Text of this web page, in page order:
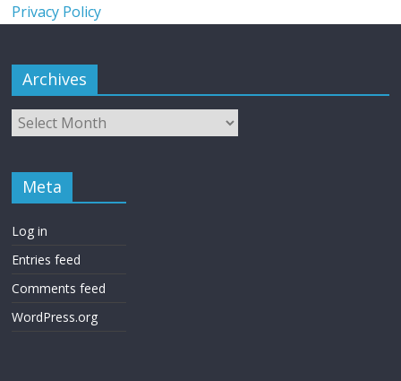
Privacy Policy
Archives
Meta
Log in
Entries feed
Comments feed
WordPress.org